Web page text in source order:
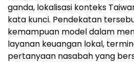
ganda, lokalisasi konteks
kata kunci. Pendekatan
kemampuan model dalam
layanan keuangan lokal,
pertanyaan nasabah yang